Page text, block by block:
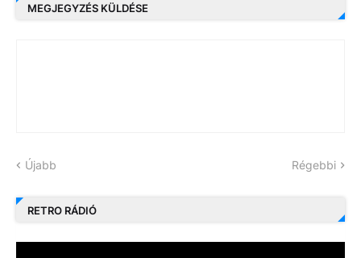
MEGJEGYZÉS KÜLDÉSE
Újabb Régebbi
RETRO RÁDIÓ